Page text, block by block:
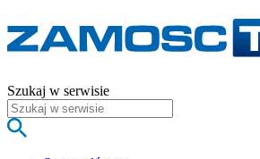
Szukaj w serwisie